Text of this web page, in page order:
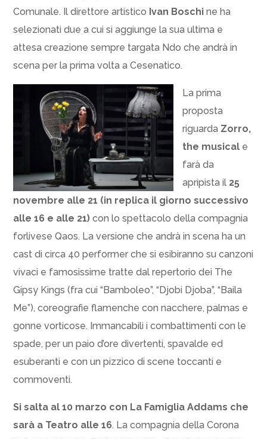
Comunale. Il direttore artistico Ivan Boschi ne ha
selezionati due a cui si aggiunge la sua ultima e
attesa creazione sempre targata Ndo che andrà in
scena per la prima volta a Cesenatico.
La prima
proposta
riguarda Zorro,
the musical e
farà da
apripista il 25
novembre alle 21 (in replica il giorno successivo
alle 16 e alle 21)con lo spettacolo della compagnia
forlivese Qaos. La versione che andrà in scena ha un
cast di circa 40 performer che si esibiranno su canzoni
vivaci e famosissime tratte dal repertorio dei The
Gipsy Kings (fra cui “Bamboleo”, “Djobi Djoba”, “Baila
Me”), coreografie flamenche con nacchere, palmas e
gonne vorticose. Immancabili i combattimenti con le
spade, per un paio d’ore divertenti, spavalde ed
esuberanti e con un pizzico di scene toccanti e
commoventi.
Si salta al 10 marzo con La Famiglia Addams che
sarà a Teatro alle 16. La compagnia della Corona